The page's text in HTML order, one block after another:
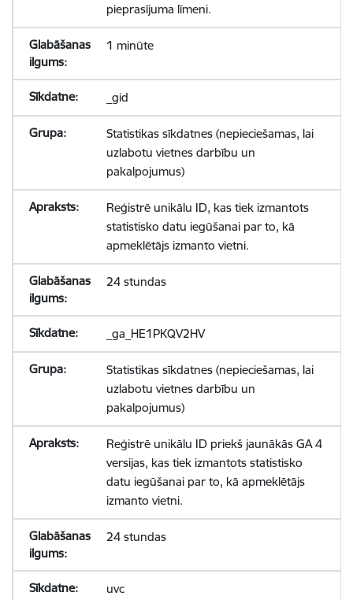
pieprasījuma līmeni.
1 minūte
_gid
Statistikas sīkdatnes (nepieciešamas, lai
uzlabotu vietnes darbību un
pakalpojumus)
Reģistrē unikālu ID, kas tiek izmantots
statistisko datu iegūšanai par to, kā
apmeklētājs izmanto vietni.
24 stundas
_ga_HE1PKQV2HV
Statistikas sīkdatnes (nepieciešamas, lai
uzlabotu vietnes darbību un
pakalpojumus)
Reģistrē unikālu ID priekš jaunākās GA 4
versijas, kas tiek izmantots statistisko
datu iegūšanai par to, kā apmeklētājs
izmanto vietni.
24 stundas
uvc